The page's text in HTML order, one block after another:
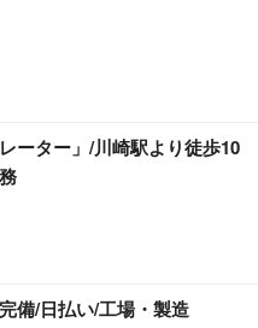
ーター」/川崎駅より徒歩10
備/日払い/工場・製造